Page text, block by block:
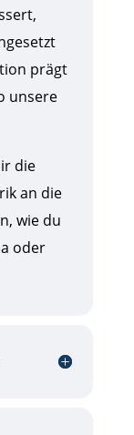
prägt
unsere
die
an die
wie du
oder